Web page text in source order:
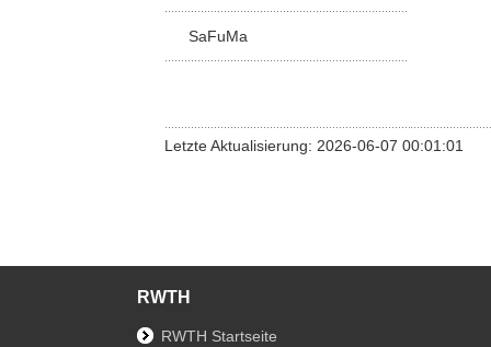
SaFuMa
Letzte Aktualisierung: 2026-06-07 00:01:01
RWTH
RWTH Startseite